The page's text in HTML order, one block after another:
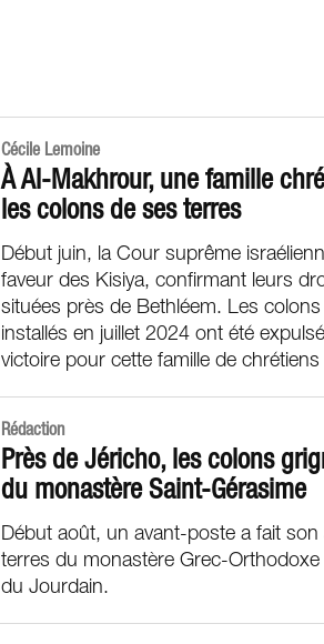
Cécile Lemoine
À Al-Makhrour, une famille
les colons de ses terres
Début juin, la Cour suprême
faveur des Kisiya, confirmant leurs
situées près de Bethléem. Les
installés en juillet 2024 ont été
victoire pour cette famille de chrétiens
Rédaction
Près de Jéricho, les colons
du monastère Saint-Gérasime
Début août, un avant-poste a fait son
terres du monastère Grec-Orthodoxe
du Jourdain.